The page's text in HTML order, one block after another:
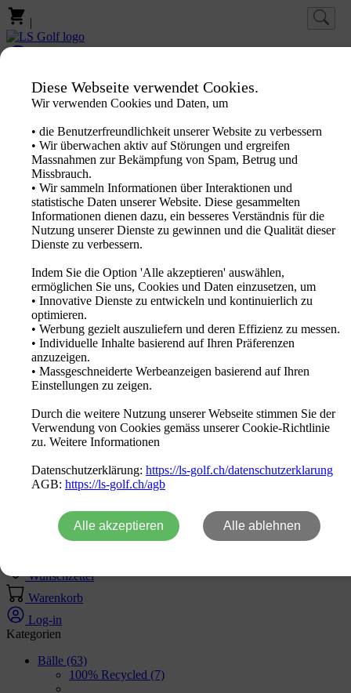
|
Marken
Produkte
PXG Fitting
Neuheiten
Sale Out
Aktion
Logo Produkte
Fachhändler
Katalog 2026
Deutsch
Marken
Neuheiten
Sale Out
Logo Produkte
Fachhändler
Home
Wunschzettel
Warenkorb
Log-in
Kategorien
Bälle (63)
100% Recycled (7)
Diese Webseite verwendet Cookies.
Wir verwenden Cookies und Daten, um
• die Benutzerfreundlichkeit unserer Website zu verbessern
• Wir überwachen aktiv auf Störungen und ergreifen
Massnahmen zur Bekämpfung von Spam, Betrug und
Missbrauch.
• Wir sammeln Informationen über Interaktionen und
statistische Daten unserer Website. Diese gesammelten
Informationen dienen dazu, ein besseres Verständnis für die
Nutzung unserer Dienste zu gewinnen und die Qualität dieser
Dienste zu verbessern.
Indem Sie die Option 'Alle akzeptieren' auswählen,
ermöglichen Sie uns, Cookies und Daten einzusetzen, um
• Innovative Dienste zu entwickeln und kontinuierlich zu
optimieren.
• Werbung gezielt auszuliefern und deren Effizienz zu messen.
• Individuelle Inhalte basierend auf Ihren Präferenzen
anzuzeigen.
• Massgeschneiderte Werbeanzeigen basierend auf Ihren
Einstellungen zu zeigen.
Durch die weitere Nutzung unserer Webseite stimmen Sie der
Verwendung von Cookies gemäss unserer Cookie-Richtlinie
zu. Weitere Informationen
Datenschutzerklärung: https://ls-golf.ch/datenschutzerklarung
AGB: https://ls-golf.ch/agb
Alle akzeptieren Alle ablehnen